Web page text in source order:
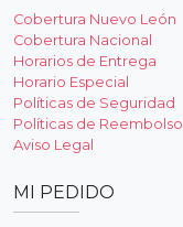
Cobertura Nuevo León
Cobertura Nacional
Horarios de Entrega
Horario Especial
Políticas de Seguridad
Políticas de Reembolso
Aviso Legal
MI PEDIDO